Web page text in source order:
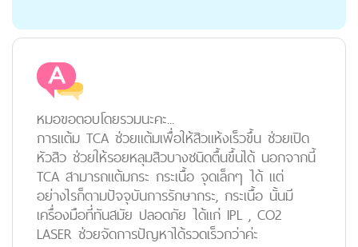
หมอขอตอบโดยรวมนะคะ...
การแต้ม TCA ช่วยแต้มเพื่อให้สิวแห้งเร็วขึ้น ช่วยเปิด
หัวสิว ช่วยให้รอยหลุมสิวบางชนิดตื้นขึ้นได้ นอกจากนี้
TCA สามารถแต้มกระ กระเนื้อ จุดเล็กๆ ได้ แต่
อย่างไรก็ตามปัจจุบันการรักษากระ, กระเนื้อ นั้นมี
เครื่องมือที่ทันสมัย ปลอดภัย ได้แก่ IPL , CO2
LASER ช่วยจัดการปัญหาได้รวดเร็วกว่าค่ะ